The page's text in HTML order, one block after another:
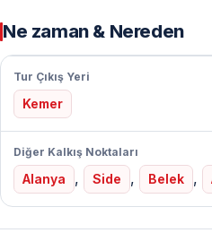
— Serbest zaman ile fotoğraf
Konaklama ve Akşam
Günün sonunda Pamukkale
otelde konaklama yapılır —
Dileyen misafirler termal
uzun yolun ardından dinlenme
2. Gün — Serbest Zaman
Ne zaman & Nereden
Tur Çıkış Yeri
Kemer
Diğer Kalkış Noktaları
Alanya , Side , Belek ,